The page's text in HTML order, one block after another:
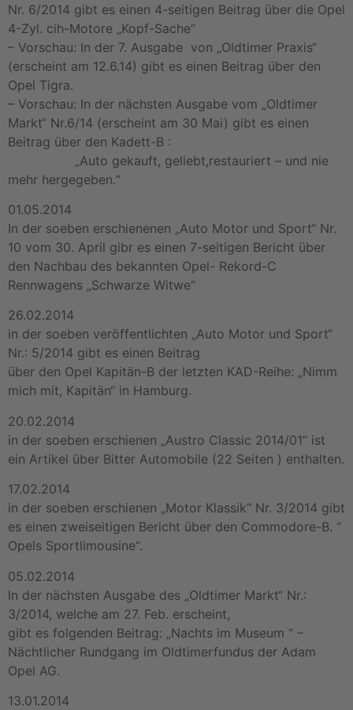
Nr. 6/2014 gibt es einen 4-seitigen Beitrag über die Opel
4-Zyl. cih-Motore „Kopf-Sache“
– Vorschau: In der 7. Ausgabe von „Oldtimer Praxis“
(erscheint am 12.6.14) gibt es einen Beitrag über den
Opel Tigra.
– Vorschau: In der nächsten Ausgabe vom „Oldtimer
Markt“ Nr.6/14 (erscheint am 30 Mai) gibt es einen
Beitrag über den Kadett-B :
„Auto gekauft, geliebt,restauriert – und nie
mehr hergegeben.“
01.05.2014
In der soeben erschienenen „Auto Motor und Sport“ Nr.
10 vom 30. April gibr es einen 7-seitigen Bericht über
den Nachbau des bekannten Opel- Rekord-C
Rennwagens „Schwarze Witwe“
26.02.2014
in der soeben veröffentlichten „Auto Motor und Sport“
Nr.: 5/2014 gibt es einen Beitrag
über den Opel Kapitän-B der letzten KAD-Reihe: „Nimm
mich mit, Kapitän“ in Hamburg.
20.02.2014
in der soeben erschienen „Austro Classic 2014/01“ ist
ein Artikel über Bitter Automobile (22 Seiten ) enthalten.
17.02.2014
in der soeben erschienen „Motor Klassik“ Nr. 3/2014 gibt
es einen zweiseitigen Bericht über den Commodore-B. “
Opels Sportlimousine“.
05.02.2014
ln der nächsten Ausgabe des „Oldtimer Markt“ Nr.:
3/2014, welche am 27. Feb. erscheint,
gibt es folgenden Beitrag: „Nachts im Museum “ –
Nächtlicher Rundgang im Oldtimerfundus der Adam
Opel AG.
13.01.2014